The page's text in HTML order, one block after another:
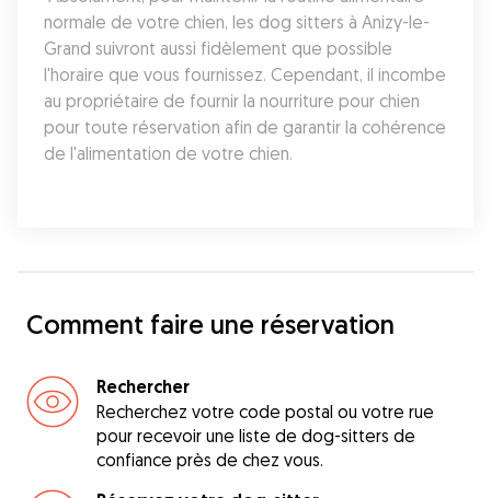
normale de votre chien, les dog sitters à Anizy-le-
Grand suivront aussi fidèlement que possible
l'horaire que vous fournissez. Cependant, il incombe
au propriétaire de fournir la nourriture pour chien
pour toute réservation afin de garantir la cohérence
de l'alimentation de votre chien.
Comment faire une réservation
Rechercher
Recherchez votre code postal ou votre rue
pour recevoir une liste de dog-sitters de
confiance près de chez vous.